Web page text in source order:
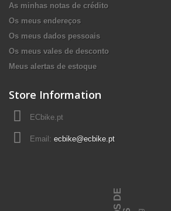
As minhas notas de crédito
Os meus endereços
Os meus dados pessoais
Os meus vales de desconto
Meus alertas de estoque
Store Information
ECbike.pt
Email: ecbike@ecbike.pt